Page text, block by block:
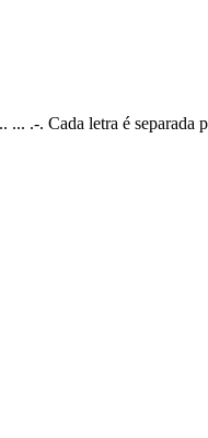
.-. Cada letra é separada